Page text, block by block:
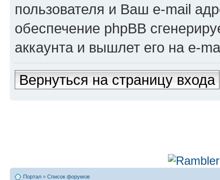
пользователя и Ваш e-mail
обеспечение phpBB
аккаунта и вышлет его на e-
Вернуться на страницу входа
Портал » Список форумов